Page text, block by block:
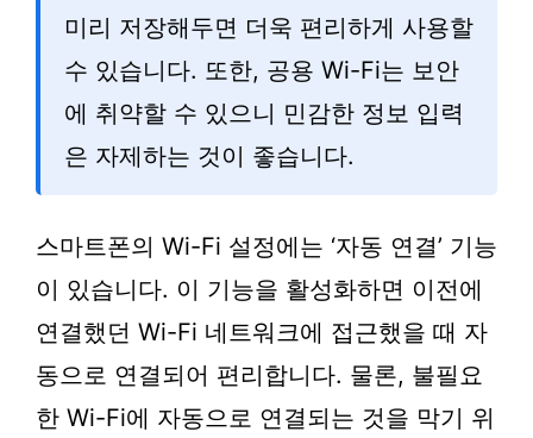
미리 저장해두면 더욱 편리하게 사용할
수 있습니다. 또한, 공용 Wi-Fi는 보안
에 취약할 수 있으니 민감한 정보 입력
은 자제하는 것이 좋습니다.
스마트폰의 Wi-Fi 설정에는 ‘자동 연결’ 기능
이 있습니다. 이 기능을 활성화하면 이전에
연결했던 Wi-Fi 네트워크에 접근했을 때 자
동으로 연결되어 편리합니다. 물론, 불필요
한 Wi-Fi에 자동으로 연결되는 것을 막기 위